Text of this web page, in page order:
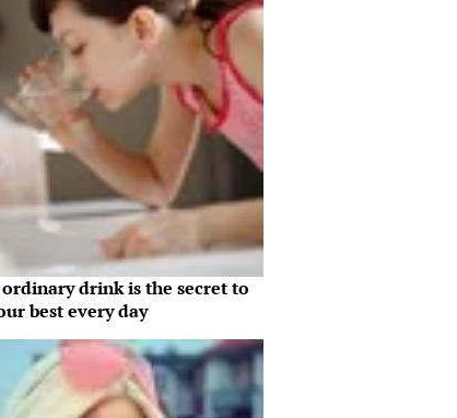
drink is the secret to
best every day